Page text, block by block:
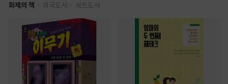
화제의 책 외국도서 세트도서